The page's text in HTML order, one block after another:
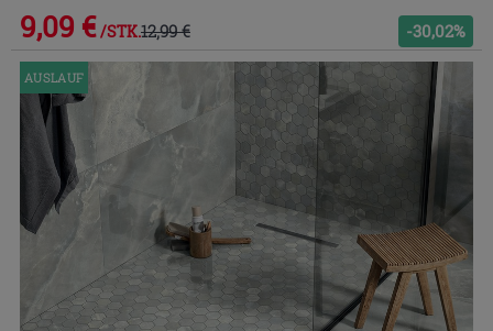
9,09 € /STK.12,99 € -30,02%
AUSLAUF